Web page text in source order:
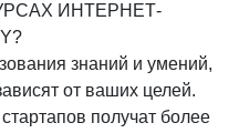
ИНТЕРНЕТ-
знаний и умений,
от ваших целей.
получат более